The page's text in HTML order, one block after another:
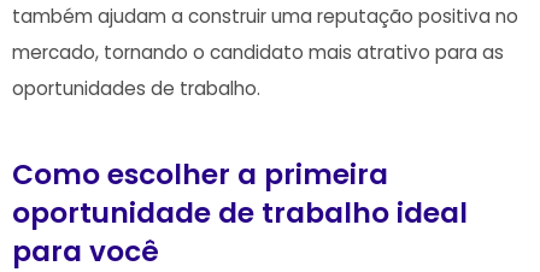
também ajudam a construir uma ‍reputação positiva no
mercado,⁣ tornando o candidato mais atrativo para ⁢as
oportunidades de trabalho.
Como⁢ escolher a primeira
oportunidade de trabalho⁤ ideal
para você